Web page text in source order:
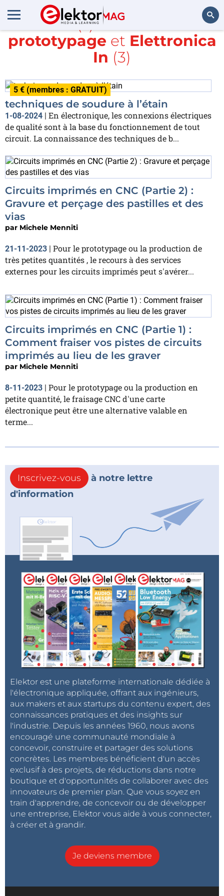
Rechercher
Article(s) avec la balise
prototypage et Elettronica
In (3)
5 € (membres : GRATUIT)
techniques de soudure à l’étain
1-08-2024 | En électronique, les connexions électriques
de qualité sont à la base du fonctionnement de tout
circuit. La connaissance des techniques de b...
Circuits imprimés en CNC (Partie 2) :
Gravure et perçage des pastilles et des
vias
par Michele Menniti
21-11-2023 | Pour le prototypage ou la production de
très petites quantités , le recours à des services
externes pour les circuits imprimés peut s'avérer...
Circuits imprimés en CNC (Partie 1) :
Comment fraiser vos pistes de circuits
imprimés au lieu de les graver
par Michele Menniti
8-11-2023 | Pour le prototypage ou la production en
petite quantité, le fraisage CNC d'une carte
électronique peut être une alternative valable en
terme...
Inscrivez-vous
à notre lettre
d'information
Elektor est une plateforme internationale dédiée à
l'électronique appliquée, offrant aux ingénieurs,
aux makers et aux startups du contenu expert, des
connaissances pratiques et des insights sur
l'industrie. Depuis les années 1960, nous avons
encouragé une communauté mondiale à
concevoir, construire et partager des solutions
concrètes. Les membres bénéficient d'un accès
exclusif à des projets, de réductions dans notre
boutique et d'opportunités de collaborer avec des
innovateurs de premier plan. Que vous soyez en
train d'apprendre, de concevoir ou de développer
une entreprise, Elektor vous aide à vous connecter,
à créer et à grandir.
Je deviens membre